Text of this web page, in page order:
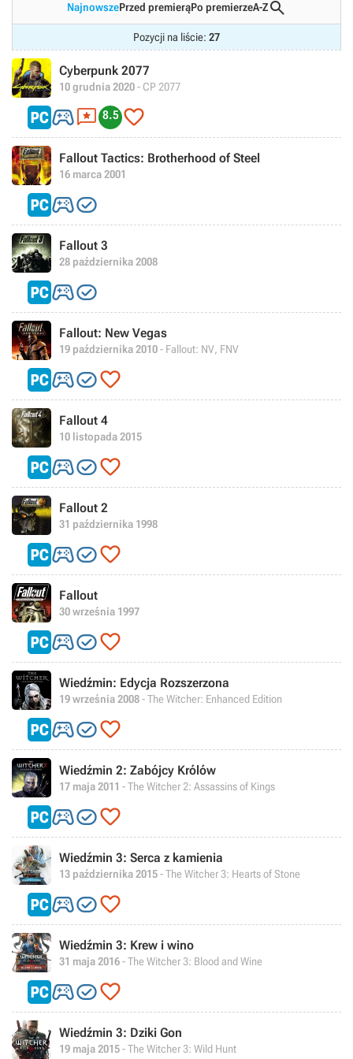
NajnowszePrzed premierąPo premierzeA-Z
Pozycji na liście: 27
Cyberpunk 2077
10 grudnia 2020- CP 2077
 8.5 
Fallout Tactics: Brotherhood of Steel
16 marca 2001

Fallout 3
28 października 2008

Fallout: New Vegas
19 października 2010- Fallout: NV, FNV

Fallout 4
10 listopada 2015

Fallout 2
31 października 1998

Fallout
30 września 1997

Wiedźmin: Edycja Rozszerzona
19 września 2008- The Witcher: Enhanced Edition

Wiedźmin 2: Zabójcy Królów
17 maja 2011 - The Witcher 2: Assassins of Kings

Wiedźmin 3: Serca z kamienia
13 października 2015- The Witcher 3: Hearts of Stone

Wiedźmin 3: Krew i wino
31 maja 2016- The Witcher 3: Blood and Wine

Wiedźmin 3: Dziki Gon
19 maja 2015- The Witcher 3: Wild Hunt